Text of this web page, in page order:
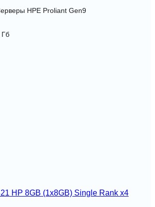
HPE Proliant Gen9
Гб
HP 8GB (1x8GB) Single Rank x4